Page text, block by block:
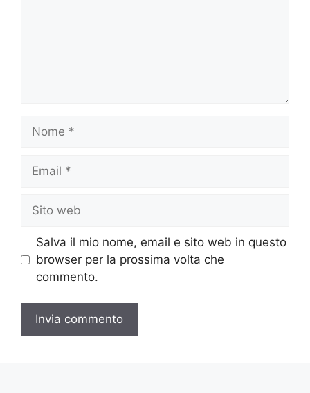
web
Salva il mio nome, email e sito web in questo
browser per la prossima volta che
commento.